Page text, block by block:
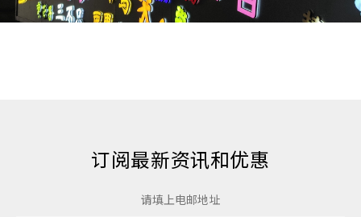
订阅最新资讯和优惠